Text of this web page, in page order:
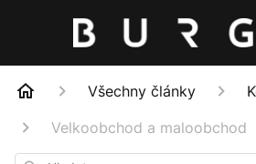
Všechny články
Velkoobchod a maloobchod